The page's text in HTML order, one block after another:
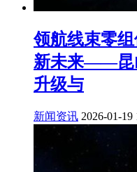
领航线束零
新未来——昆
升级与
新闻资讯 2026-01-19